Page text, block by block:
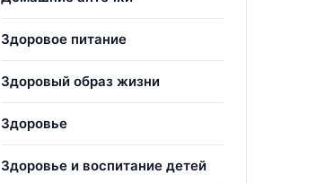
Здоровое питание
Здоровый образ жизни
Здоровье
Здоровье и воспитание детей